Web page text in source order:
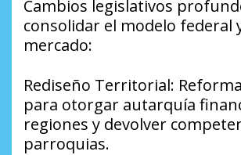
​Cambios legislativos
consolidar el modelo federal
mercado:
​Rediseño Territorial:
para otorgar autarquía
regiones y devolver
parroquias.